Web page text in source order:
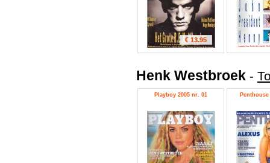
€ 13.95
Henk Westbroek -
Playboy 2005 nr. 01